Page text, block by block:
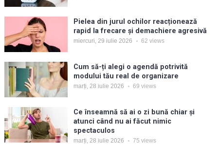
Pielea din jurul ochilor reacționează
rapid la frecare și demachiere agresivă
miercuri, 29 iulie 2026 62 views
Cum să-ți alegi o agendă potrivită
modului tău real de organizare
marți, 28 iulie 2026 69 views
Ce înseamnă să ai o zi bună chiar și
atunci când nu ai făcut nimic
spectaculos
marți, 28 iulie 2026 75 views